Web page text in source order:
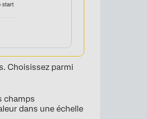
Choisissez parmi
champs
dans une échelle